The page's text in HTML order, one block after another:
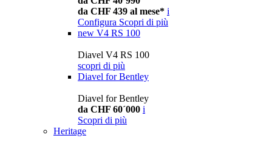
da CHF 439 al mese* i
Configura Scopri di più
new V4 RS 100
Diavel V4 RS 100
scopri di più
Diavel for Bentley
Diavel for Bentley
da CHF 60´000 i
Scopri di più
Heritage